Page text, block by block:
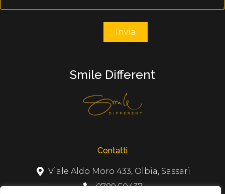
Smile Different
Contatti
Viale Aldo Moro 433, Olbia, Sassari
0789 50437